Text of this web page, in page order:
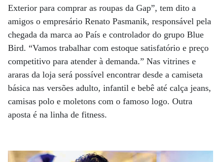
Exterior para comprar as roupas da Gap”, tem dito a
amigos o empresário Renato Pasmanik, responsável pela
chegada da marca ao País e controlador do grupo Blue
Bird. “Vamos trabalhar com estoque satisfatório e preço
competitivo para atender à demanda.” Nas vitrines e
araras da loja será possível encontrar desde a camiseta
básica nas versões adulto, infantil e bebê até calça jeans,
camisas polo e moletons com o famoso logo. Outra
aposta é na linha de fitness.